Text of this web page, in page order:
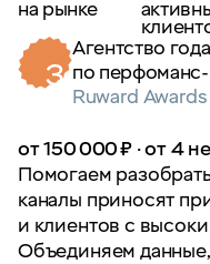
на рынке
3
Гран-при
в категории
«Агентство
от 150 000 ₽ · от 4
Помогаем
каналы приносят
и клиентов с
Объединяем